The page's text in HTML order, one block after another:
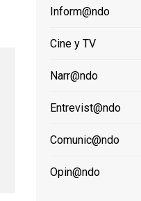
Inform@ndo
Cine y TV
Narr@ndo
Entrevist@ndo
Comunic@ndo
Opin@ndo